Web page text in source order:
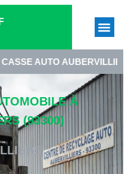
AUBERVILLIERS •
À
(93300)